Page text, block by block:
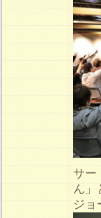
サー
ん」
ジョ